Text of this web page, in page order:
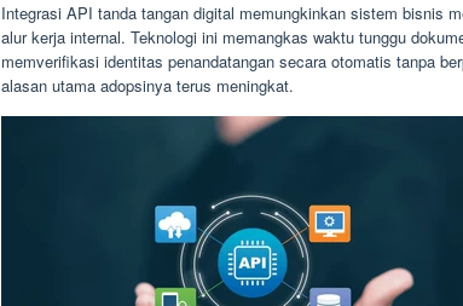
Integrasi API tanda tangan digital memungkinkan sistem bisnis
alur kerja internal. Teknologi ini memangkas waktu tunggu
memverifikasi identitas penandatangan secara otomatis tanpa
alasan utama adopsinya terus meningkat.